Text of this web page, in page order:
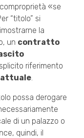
«se
“titolo” si
la
un contratto
riferimento
possa derogare
di un palazzo o
quindi, il